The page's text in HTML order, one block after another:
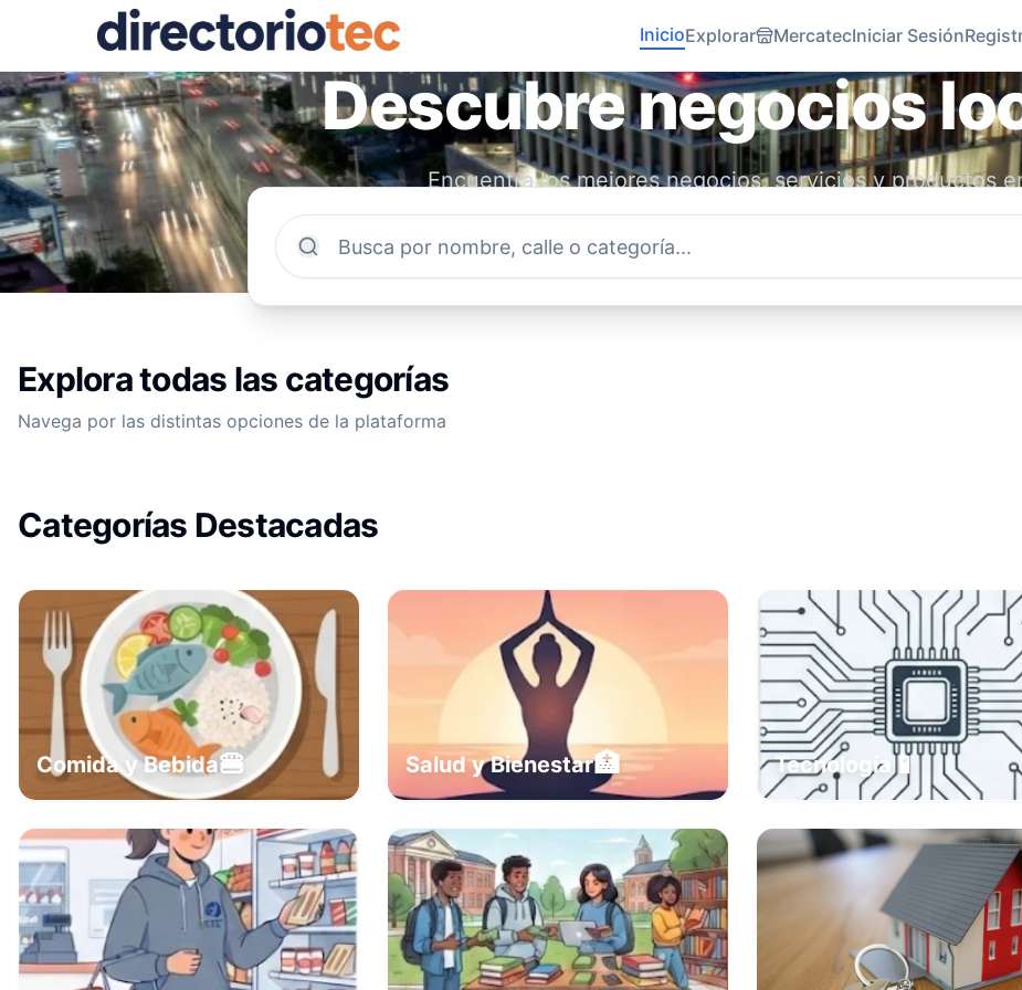
InicioExplorar MercatecIniciar Sesión
Descubre negocios
Encuentra los mejores negocios, servicios y productos
comunidad. Conecta con emprendedores locales y
Explora todas las categorías
Navega por las distintas opciones de la plataforma
Categorías Destacadas
Comida y Bebida🍔 Salud y Bienestar🏥 Tecnología 📱